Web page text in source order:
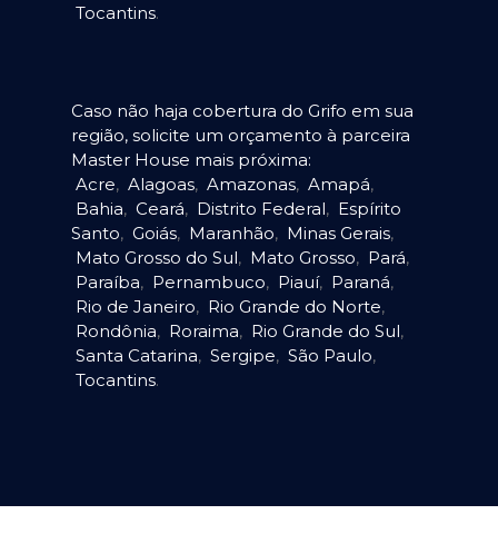
Tocantins.
Caso não haja cobertura do Grifo em sua
região, solicite um orçamento à parceira
Master House mais próxima:
Acre, Alagoas, Amazonas, Amapá,
Bahia, Ceará, Distrito Federal, Espírito
Santo, Goiás, Maranhão, Minas Gerais,
Mato Grosso do Sul, Mato Grosso, Pará,
Paraíba, Pernambuco, Piauí, Paraná,
Rio de Janeiro, Rio Grande do Norte,
Rondônia, Roraima, Rio Grande do Sul,
Santa Catarina, Sergipe, São Paulo,
Tocantins.